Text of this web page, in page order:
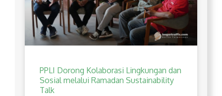
PPLI Dorong Kolaborasi Lingkungan dan
Sosial melalui Ramadan Sustainability
Talk